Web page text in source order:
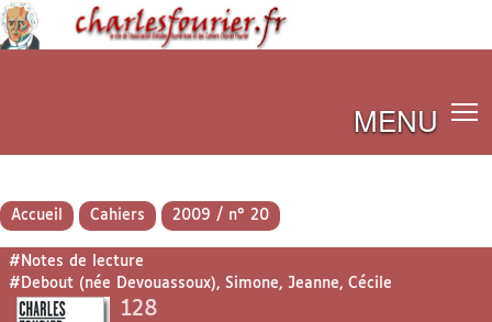
MENU
Accueil Cahiers 2009 / n° 20
#Notes de lecture
#Debout (née Devouassoux), Simone, Jeanne, Cécile
128